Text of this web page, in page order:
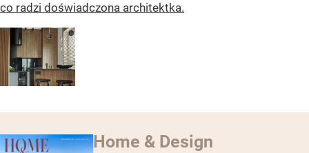
co radzi doświadczona architektka.
Home & Design